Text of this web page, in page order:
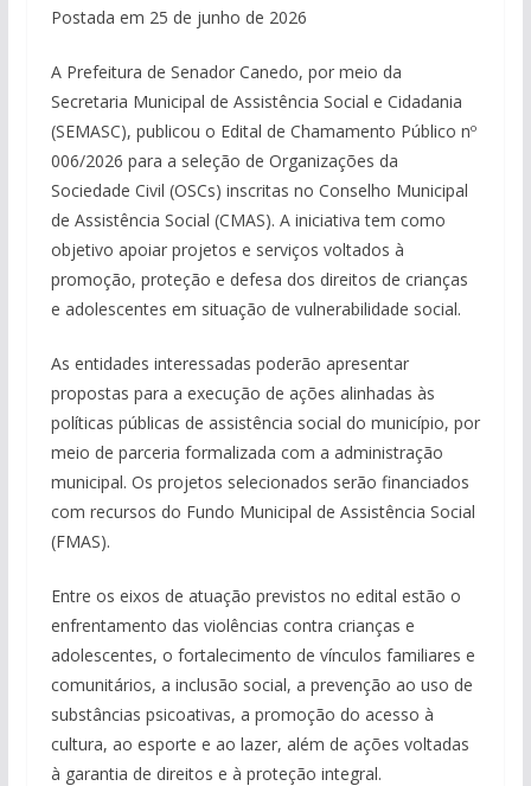
Postada em 25 de junho de 2026
A Prefeitura de Senador Canedo, por meio da
Secretaria Municipal de Assistência Social e Cidadania
(SEMASC), publicou o Edital de Chamamento Público nº
006/2026 para a seleção de Organizações da
Sociedade Civil (OSCs) inscritas no Conselho Municipal
de Assistência Social (CMAS). A iniciativa tem como
objetivo apoiar projetos e serviços voltados à
promoção, proteção e defesa dos direitos de crianças
e adolescentes em situação de vulnerabilidade social.
As entidades interessadas poderão apresentar
propostas para a execução de ações alinhadas às
políticas públicas de assistência social do município, por
meio de parceria formalizada com a administração
municipal. Os projetos selecionados serão financiados
com recursos do Fundo Municipal de Assistência Social
(FMAS).
Entre os eixos de atuação previstos no edital estão o
enfrentamento das violências contra crianças e
adolescentes, o fortalecimento de vínculos familiares e
comunitários, a inclusão social, a prevenção ao uso de
substâncias psicoativas, a promoção do acesso à
cultura, ao esporte e ao lazer, além de ações voltadas
à garantia de direitos e à proteção integral.